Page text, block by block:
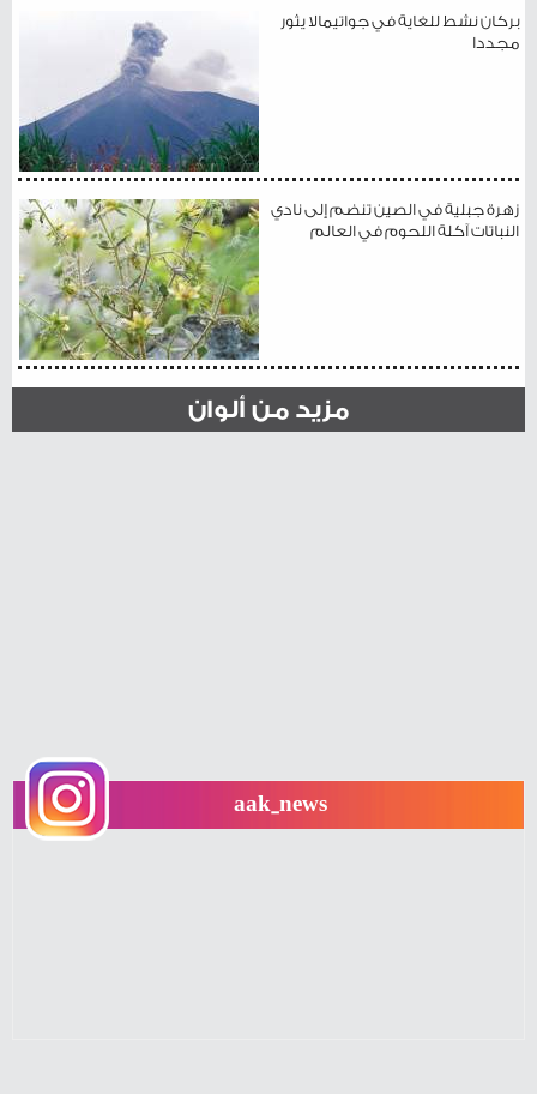
بركان نشط للغاية في جواتيمالا يثور
مجددا
زهرة جبلية في الصين تنضم إلى نادي
النباتات آكلة اللحوم في العالم
مزيد من ألوان
aak_news